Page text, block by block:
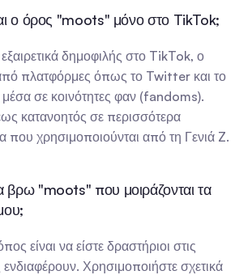
ο όρος "moots" μόνο στο TikTok;
εξαιρετικά δημοφιλής στο TikTok, ο
πλατφόρμες όπως το Twitter και το
σε κοινότητες φαν (fandoms).
κατανοητός σε περισσότερα
που χρησιμοποιούνται από τη Γενιά Z.
"moots" που μοιράζονται τα
είναι να είστε δραστήριοι στις
Χρησιμοποιήστε σχετικά